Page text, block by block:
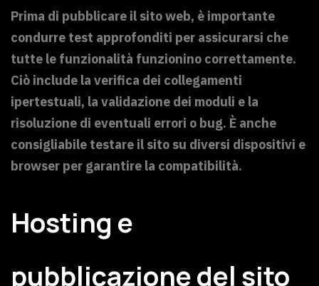
Prima di pubblicare il sito web, è importante
condurre test approfonditi per assicurarsi che
tutte le funzionalità funzionino correttamente.
Ciò include la verifica dei collegamenti
ipertestuali, la validazione dei moduli e la
risoluzione di eventuali errori o bug. È anche
consigliabile testare il sito su diversi dispositivi e
browser per garantire la compatibilità.
Hosting e
pubblicazione del sito